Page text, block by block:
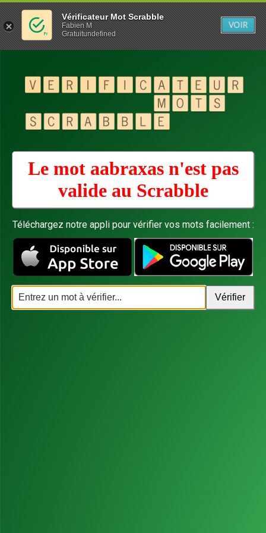
Le mot aabraxas n'est pas
valide au Scrabble
Téléchargez notre appli pour vérifier vos mots facilement :
Vérificateur Mot Scrabble
Fabien M
Gratuitundefined
VOIR